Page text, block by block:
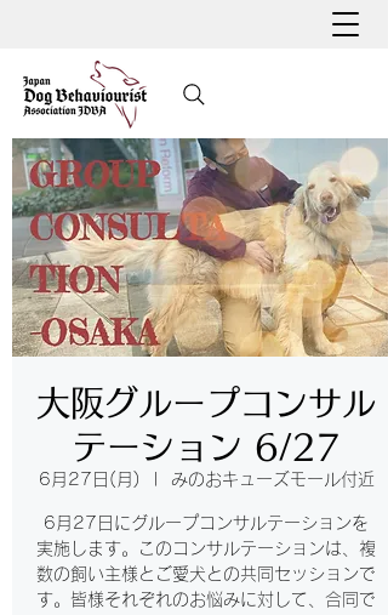
大阪グループコンサル
テーション 6/27
6月27日(月) みのおキューズモール付近
6月27日にグループコンサルテーションを
実施します。このコンサルテーションは、複
数の飼い主様とご愛犬との共同セッションで
す。皆様それぞれのお悩みに対して、合同で